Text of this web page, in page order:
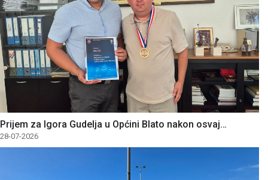
Prijem za Igora Gudelja u Općini Blato nakon osvaj…
28-07-2026